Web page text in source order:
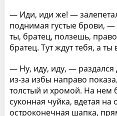
— Иди, иди же! —
поднимая густые брови,
ты, братец, ползешь,
братец. Тут ждут тебя, а
— Ну, иду, иду, —
из-за избы направо
толстый и хромой. На нем
суконная чуйка, вдетая на
остроконечная шапка,